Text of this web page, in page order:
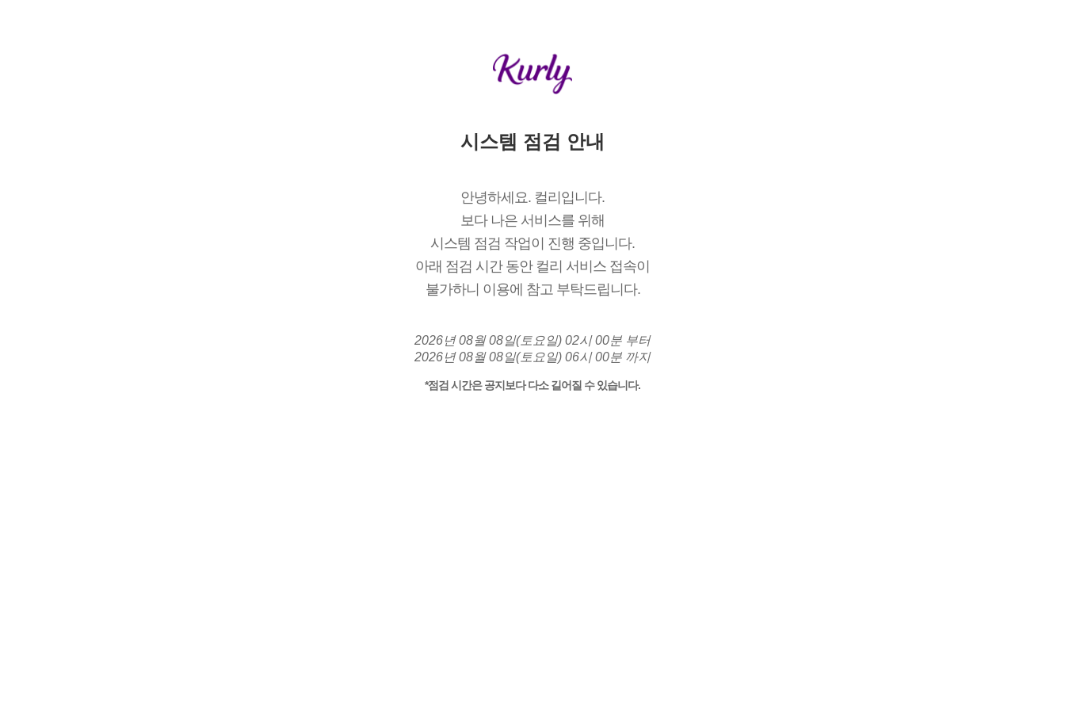
시스템 점검 안내
안녕하세요. 컬리입니다.
보다 나은 서비스를 위해
시스템 점검 작업이 진행 중입니다.
아래 점검 시간 동안 컬리 서비스 접속이
불가하니 이용에 참고 부탁드립니다.
2026년 08월 08일(토요일) 02시 00분 부터
2026년 08월 08일(토요일) 06시 00분 까지
*점검 시간은 공지보다 다소 길어질 수 있습니다.